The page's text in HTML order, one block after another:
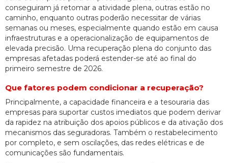
conseguiram já retomar a atividade plena, outras estão no
caminho, enquanto outras poderão necessitar de várias
semanas ou meses, especialmente quando estão em causa
infraestruturas e a operacionalização de equipamentos de
elevada precisão. Uma recuperação plena do conjunto das
empresas afetadas poderá estender-se até ao final do
primeiro semestre de 2026.
Que fatores podem condicionar a recuperação?
Principalmente, a capacidade financeira e a tesouraria das
empresas para suportar custos imediatos que podem derivar
da rapidez na atribuição dos apoios públicos e da ativação dos
mecanismos das seguradoras. Também o restabelecimento
por completo, e sem oscilações, das redes elétricas e de
comunicações são fundamentais.